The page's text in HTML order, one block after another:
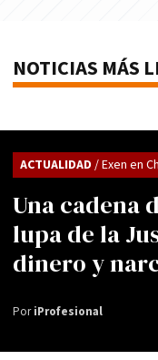
NOTICIAS MÁS
Una cadena
lupa de la
dinero y
ACTUALIDAD / Exen en
PoriProfesional